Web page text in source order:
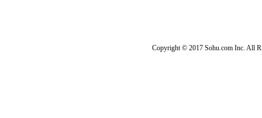
Copyright © 2017 Sohu.com Inc. All